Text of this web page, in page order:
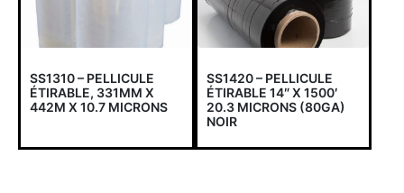
SS1310 – PELLICULE
ÉTIRABLE, 331MM X
442M X 10.7 MICRONS
SS1420 – PELLICULE
ÉTIRABLE 14″ X 1500′
20.3 MICRONS (80GA)
NOIR